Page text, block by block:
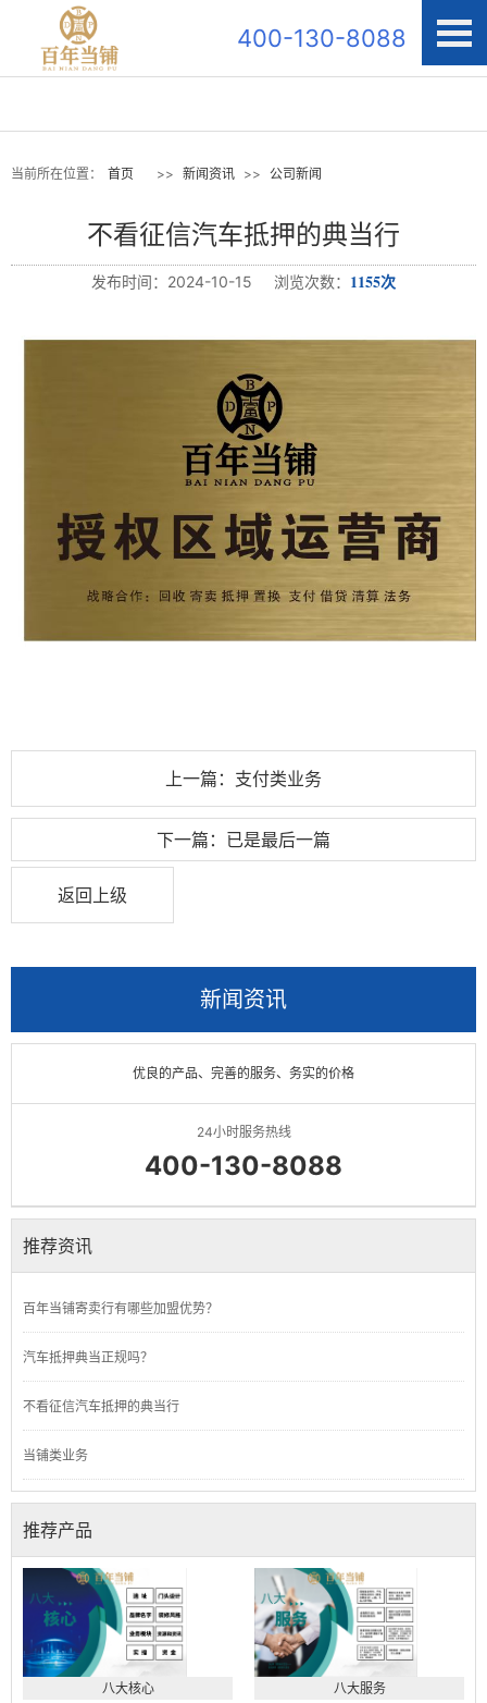
400-130-8088
当前所在位置： 首页 >> 新闻资讯 >> 公司新闻
不看征信汽车抵押的典当行
发布时间：2024-10-15 浏览次数： 1155次
上一篇：支付类业务
下一篇：已是最后一篇
返回上级
新闻资讯
优良的产品、完善的服务、务实的价格
24小时服务热线
400-130-8088
推荐资讯
百年当铺寄卖行有哪些加盟优势？
汽车抵押典当正规吗？
不看征信汽车抵押的典当行
当铺类业务
推荐产品
八大核心 八大服务